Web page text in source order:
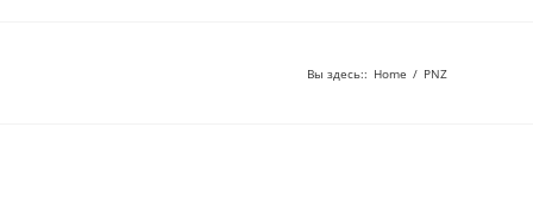
Вы здесь:: Home / PNZ